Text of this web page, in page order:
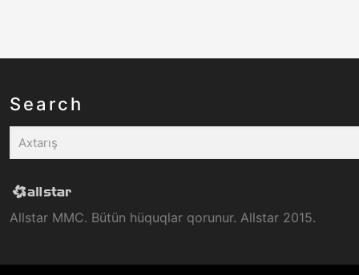
Search
Allstar MMC. Bütün hüquqlar qorunur. Allstar 2015.